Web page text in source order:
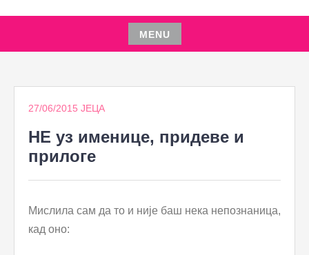
MENU
Skip
content
27/06/2015 ЈЕЦА
НЕ уз именице, придеве и
прилоге
Мислила сам да то и није баш нека непознаница,
кад оно: